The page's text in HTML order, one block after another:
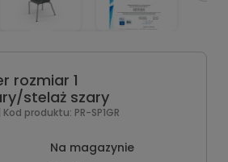
rozmiar 1
stelaż szary
| Kod produktu: PR-SP1GR
Na magazynie